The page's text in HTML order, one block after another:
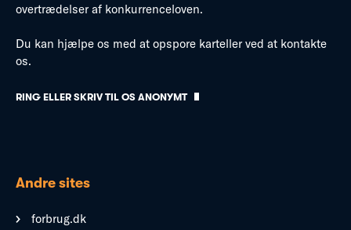
overtrædelser af konkurrenceloven.
Du kan hjælpe os med at opspore karteller ved at kontakte
os.
RING ELLER SKRIV TIL OS ANONYMT
Andre sites
forbrug.dk